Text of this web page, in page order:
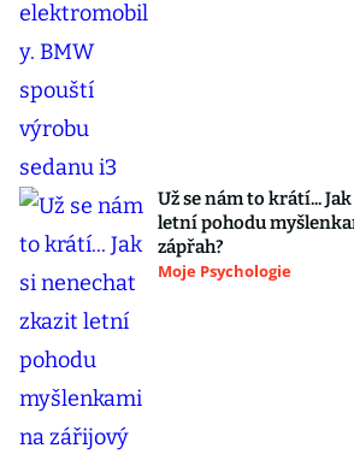
Už se nám to krátí...
letní pohodu
zápřah?
Moje Psychologie